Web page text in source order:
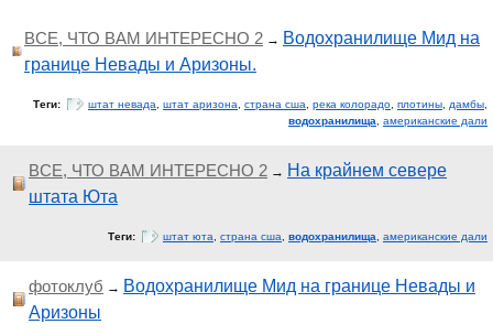
ВСЕ, ЧТО ВАМ ИНТЕРЕСНО 2 → Водохранилище Мид на
границе Невады и Аризоны.
Теги: штат невада штат аризона страна сша река колорадо плотины дамбы
водохранилища
американские дали
ВСЕ, ЧТО ВАМ ИНТЕРЕСНО 2 → На крайнем севере
штата Юта
Теги: штат юта страна сша водохранилища американские дали
фотоклуб → Водохранилище Мид на границе Невады и
Аризоны